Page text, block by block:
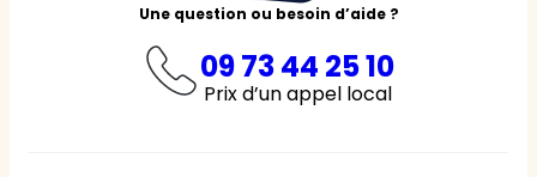
Une question ou besoin d’aide ?
09 73 44 25 10
Prix d’un appel local